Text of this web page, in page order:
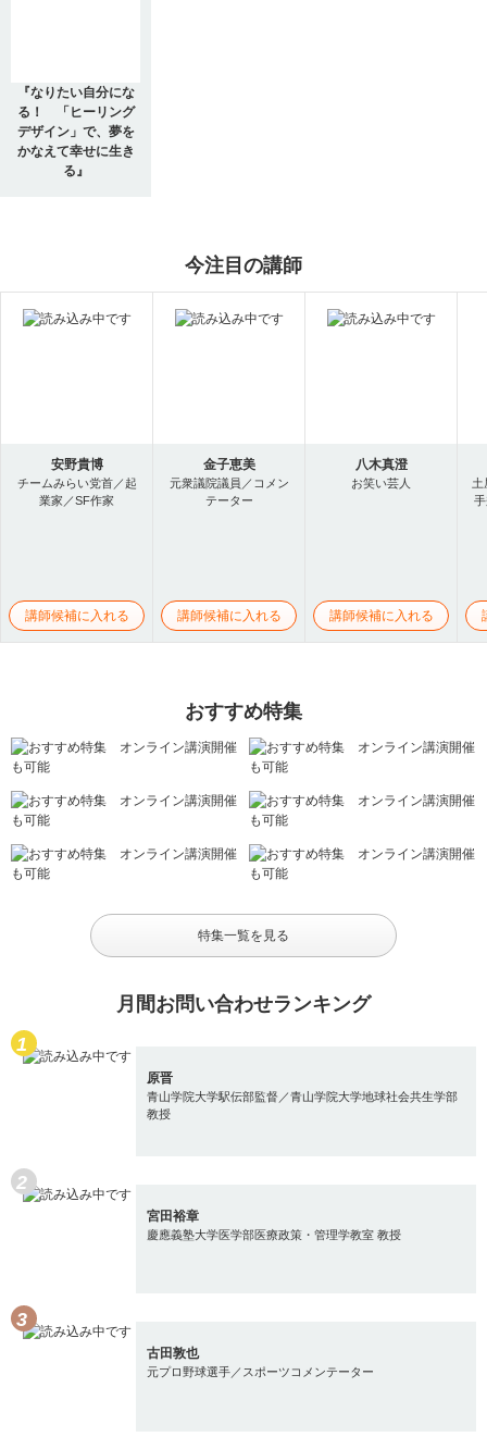
『なりたい自分にな
る！ 「ヒーリング
デザイン」で、夢を
かなえて幸せに生き
る』
今注目の講師
安野貴博
チームみらい党首／起
業家／SF作家
講師候補に入れる
金子恵美
元衆議院議員／コメン
テーター
講師候補に入れる
八木真澄
お笑い芸人
講師候補に入れる
土
おすすめ特集
特集一覧を見る
月間お問い合わせランキング
原晋
青山学院大学駅伝部監督／青山学院大学地球社会共生学部
教授
宮田裕章
慶應義塾大学医学部医療政策・管理学教室 教授
古田敦也
元プロ野球選手／スポーツコメンテーター